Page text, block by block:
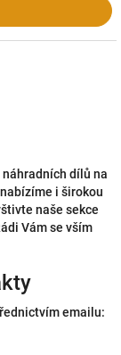
dílů na
i širokou
naše sekce
Vám se vším
emailu: